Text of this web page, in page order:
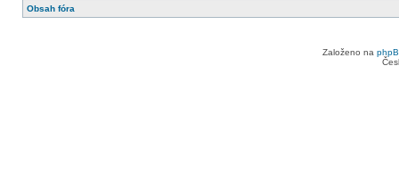
Obsah fóra
Založeno na